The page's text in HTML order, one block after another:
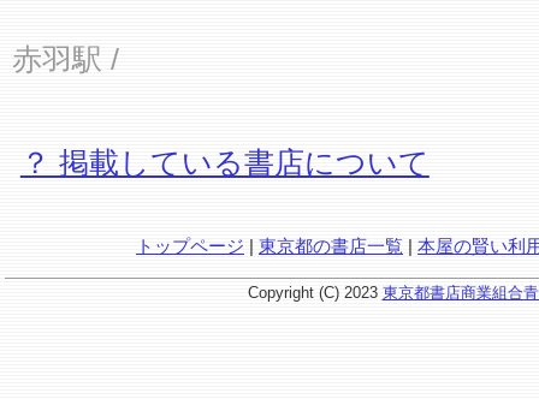
赤羽駅 /
？ 掲載している書店について
トップページ | 東京都の書店一覧 | 本屋の賢い利
Copyright (C) 2023 東京都書店商業組合